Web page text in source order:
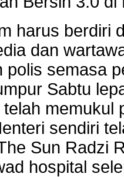
harus berdiri
dan
polis semasa
Sabtu
memukul
sendiri
Sun Radzi
hospital